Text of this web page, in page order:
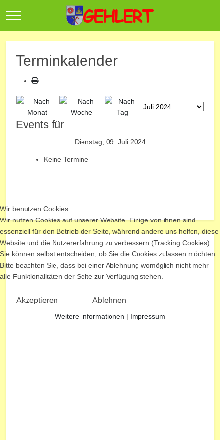
Mobile Menu Toggle
Terminkalender
Events für
Dienstag, 09. Juli 2024
Keine Termine
Wir benutzen Cookies
Wir nutzen Cookies auf unserer Website. Einige von ihnen sind
essenziell für den Betrieb der Seite, während andere uns helfen, diese
Website und die Nutzererfahrung zu verbessern (Tracking Cookies).
Sie können selbst entscheiden, ob Sie die Cookies zulassen möchten.
Bitte beachten Sie, dass bei einer Ablehnung womöglich nicht mehr
alle Funktionalitäten der Seite zur Verfügung stehen.
Akzeptieren Ablehnen
Weitere Informationen | Impressum